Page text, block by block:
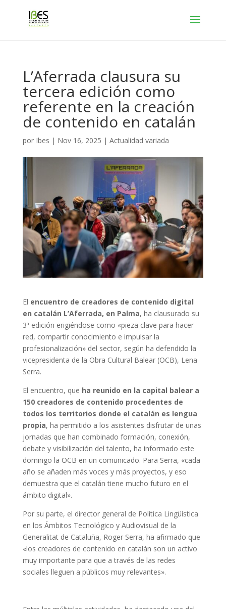
L’Aferrada clausura su
tercera edición como
referente en la creación
de contenido en catalán
por Ibes | Nov 16, 2025 | Actualidad variada
El encuentro de creadores de contenido digital
en catalán L’Aferrada, en Palma, ha clausurado su
3ª edición erigiéndose como «pieza clave para hacer
red, compartir conocimiento e impulsar la
profesionalización» del sector, según ha defendido la
vicepresidenta de la Obra Cultural Balear (OCB), Lena
Serra.
El encuentro, que ha reunido en la capital balear a
150 creadores de contenido procedentes de
todos los territorios donde el catalán es lengua
propia, ha permitido a los asistentes disfrutar de unas
jornadas que han combinado formación, conexión,
debate y visibilización del talento, ha informado este
domingo la OCB en un comunicado. Para Serra, «cada
año se añaden más voces y más proyectos, y eso
demuestra que el catalán tiene mucho futuro en el
ámbito digital».
Por su parte, el director general de Política Lingüística
en los Ámbitos Tecnológico y Audiovisual de la
Generalitat de Cataluña, Roger Serra, ha afirmado que
«los creadores de contenido en catalán son un activo
muy importante para que a través de las redes
sociales lleguen a públicos muy relevantes».